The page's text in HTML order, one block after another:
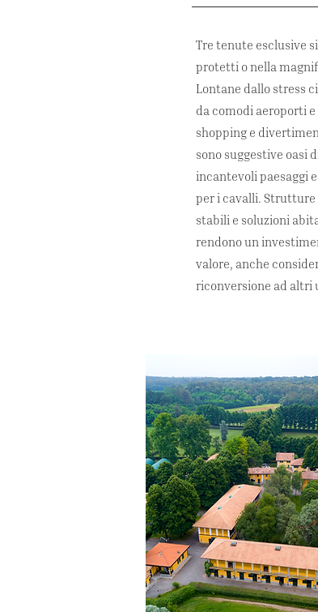
Tre tenute esclusive
protetti o nella
Lontane dallo stress
da comodi aeroporti
shopping e
sono suggestive oasi
incantevoli paesaggi
per i cavalli. Strutture
stabili e soluzioni
rendono un
valore, anche
riconversione ad altri